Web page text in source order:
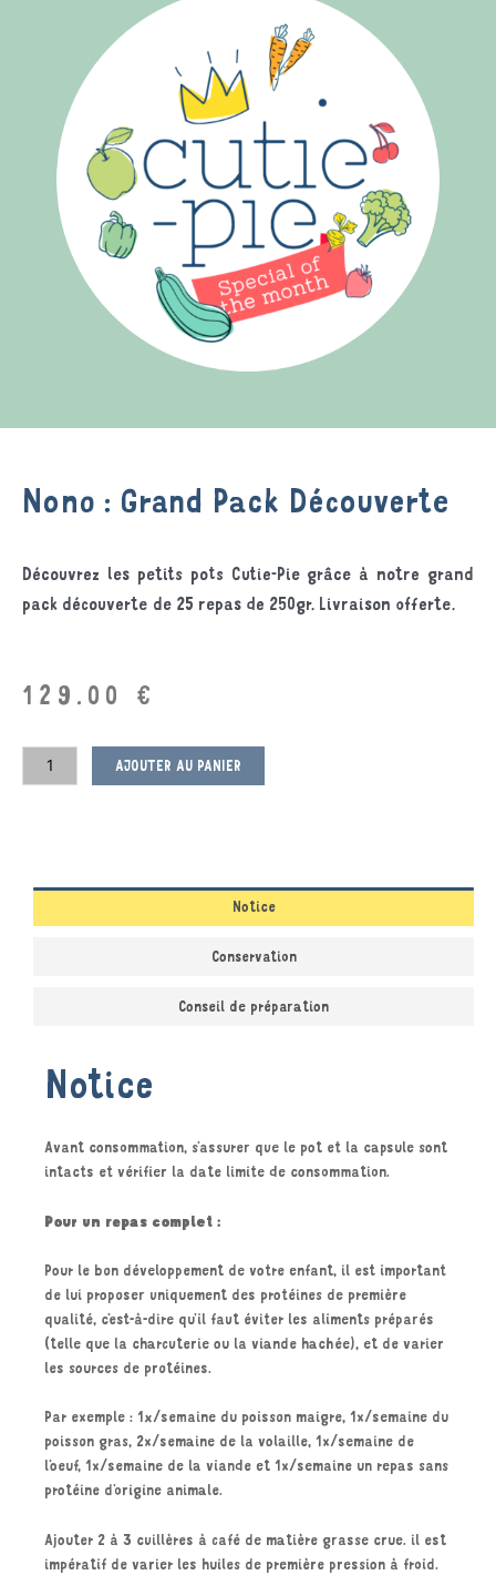
Nono : Grand Pack Découverte
Découvrez les petits pots Cutie-Pie grâce à notre grand
pack découverte de 25 repas de 250gr. Livraison offerte.
129.00 €
AJOUTER AU PANIER
Notice
Conservation
Conseil de préparation
Notice
Avant consommation, s’assurer que le pot et la capsule sont
intacts et vérifier la date limite de consommation.
Pour un repas complet :
Pour le bon développement de votre enfant, il est important
de lui proposer uniquement des protéines de première
qualité, c’est-à-dire qu’il faut éviter les aliments préparés
(telle que la charcuterie ou la viande hachée), et de varier
les sources de protéines.
Par exemple : 1x/semaine du poisson maigre, 1x/semaine du
poisson gras, 2x/semaine de la volaille, 1x/semaine de
l’oeuf, 1x/semaine de la viande et 1x/semaine un repas sans
protéine d’origine animale.
Ajouter 2 à 3 cuillères à café de matière grasse crue. il est
impératif de varier les huiles de première pression à froid.